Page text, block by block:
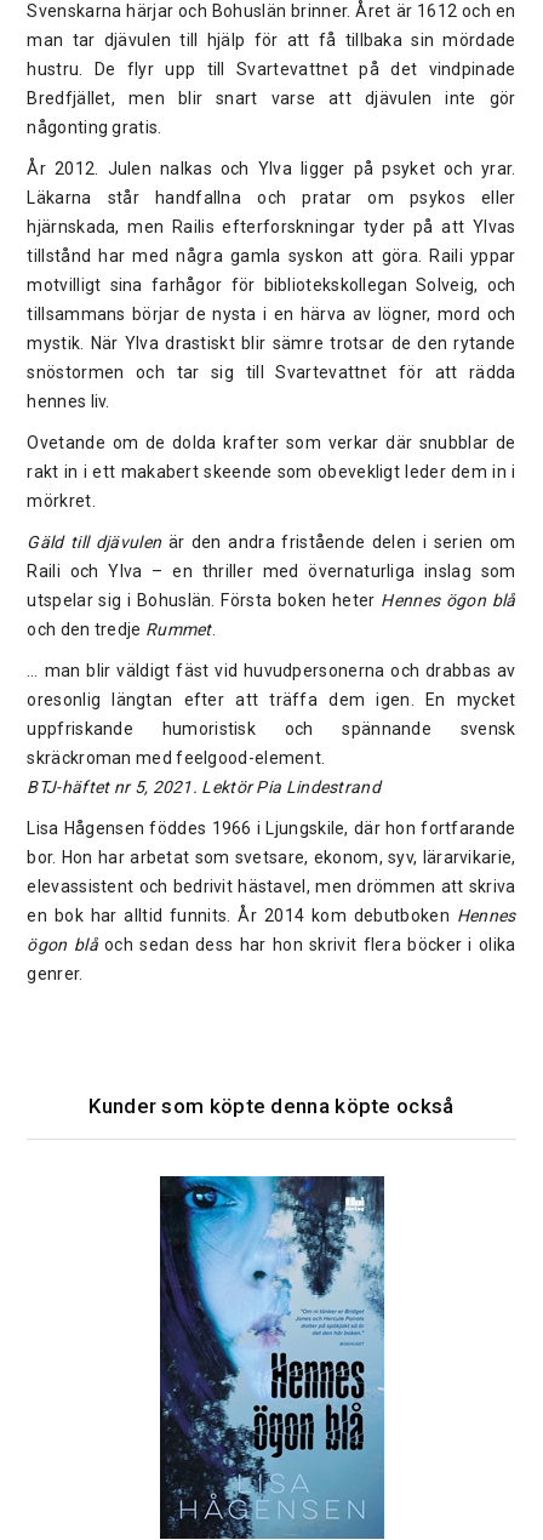
Svenskarna härjar och Bohuslän brinner. Året är 1612 och en
man tar djävulen till hjälp för att få tillbaka sin mördade
hustru. De flyr upp till Svartevattnet på det vindpinade
Bredfjället, men blir snart varse att djävulen inte gör
någonting gratis.
År 2012. Julen nalkas och Ylva ligger på psyket och yrar.
Läkarna står handfallna och pratar om psykos eller
hjärnskada, men Railis efterforskningar tyder på att Ylvas
tillstånd har med några gamla syskon att göra. Raili yppar
motvilligt sina farhågor för bibliotekskollegan Solveig, och
tillsammans börjar de nysta i en härva av lögner, mord och
mystik. När Ylva drastiskt blir sämre trotsar de den rytande
snöstormen och tar sig till Svartevattnet för att rädda
hennes liv.
Ovetande om de dolda krafter som verkar där snubblar de
rakt in i ett makabert skeende som obevekligt leder dem in i
mörkret.
Gäld till djävulen är den andra fristående delen i serien om
Raili och Ylva – en thriller med övernaturliga inslag som
utspelar sig i Bohuslän. Första boken heter Hennes ögon blå
och den tredje Rummet.
… man blir väldigt fäst vid huvudpersonerna och drabbas av
oresonlig längtan efter att träffa dem igen. En mycket
uppfriskande humoristisk och spännande svensk
skräckroman med feelgood-element.
BTJ-häftet nr 5, 2021. Lektör Pia Lindestrand
Lisa Hågensen föddes 1966 i Ljungskile, där hon fortfarande
bor. Hon har arbetat som svetsare, ekonom, syv, lärarvikarie,
elevassistent och bedrivit hästavel, men drömmen att skriva
en bok har alltid funnits. År 2014 kom debutboken Hennes
ögon blåoch sedan dess har hon skrivit flera böcker i olika
genrer.
Kunder som köpte denna köpte också